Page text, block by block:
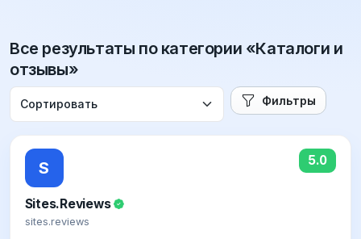
Все результаты по категории «Каталоги и
отзывы»
Фильтры
S 5.0
Sites.Reviews
sites.reviews